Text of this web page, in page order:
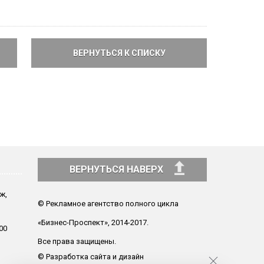
ВЕРНУТЬСЯ К СПИСКУ
ВЕРНУТЬСЯ НАВЕРХ
© Рекламное агентство полного цикла
«Бизнес-Проспект», 2014-2017.
Все права защищены.
© Разработка сайта и дизайн